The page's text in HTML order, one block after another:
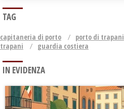
TAG
capitaneria di porto porto di trapani
trapani
guardia costiera
IN EVIDENZA